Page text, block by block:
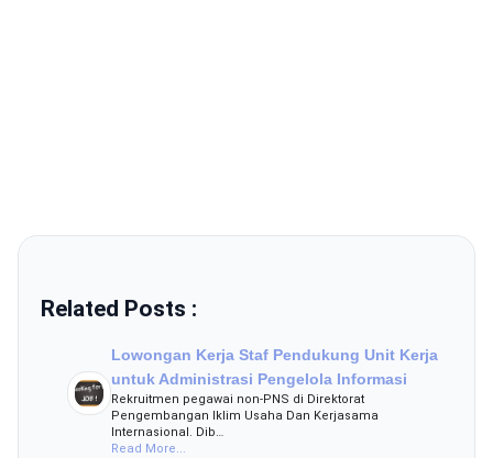
Related Posts :
Lowongan Kerja Staf Pendukung Unit Kerja
untuk Administrasi Pengelola Informasi
Rekruitmen pegawai non-PNS di Direktorat
Pengembangan Iklim Usaha Dan Kerjasama
Internasional. Dib…
Read More...